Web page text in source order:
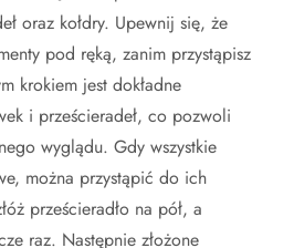
oraz kołdry. Upewnij się, że
pod ręką, zanim przystąpisz
krokiem jest dokładne
i prześcieradeł, co pozwoli
wyglądu. Gdy wszystkie
można przystąpić do ich
prześcieradło na pół, a
raz. Następnie złożone